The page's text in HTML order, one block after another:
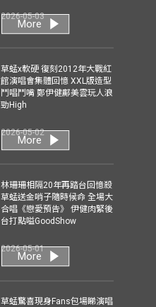
2026-05-03
More
草蜢x軟硬 復刻2012年大戰紅
館演唱會集體回憶 XXL版造型
鬥唱鬥嘴 鄭伊健鄺美雲玩人浪
勁High
2026-05-02
More
林珊珊相隔20年再踏台回憶殺
草蜢送金哨子隨時候命 全場大
合唱《戀愛預告》 伊健肉緊後
台打點嗌GoodShow
2026-05-01
More
草蜢驚喜現身Fans包場睇演唱